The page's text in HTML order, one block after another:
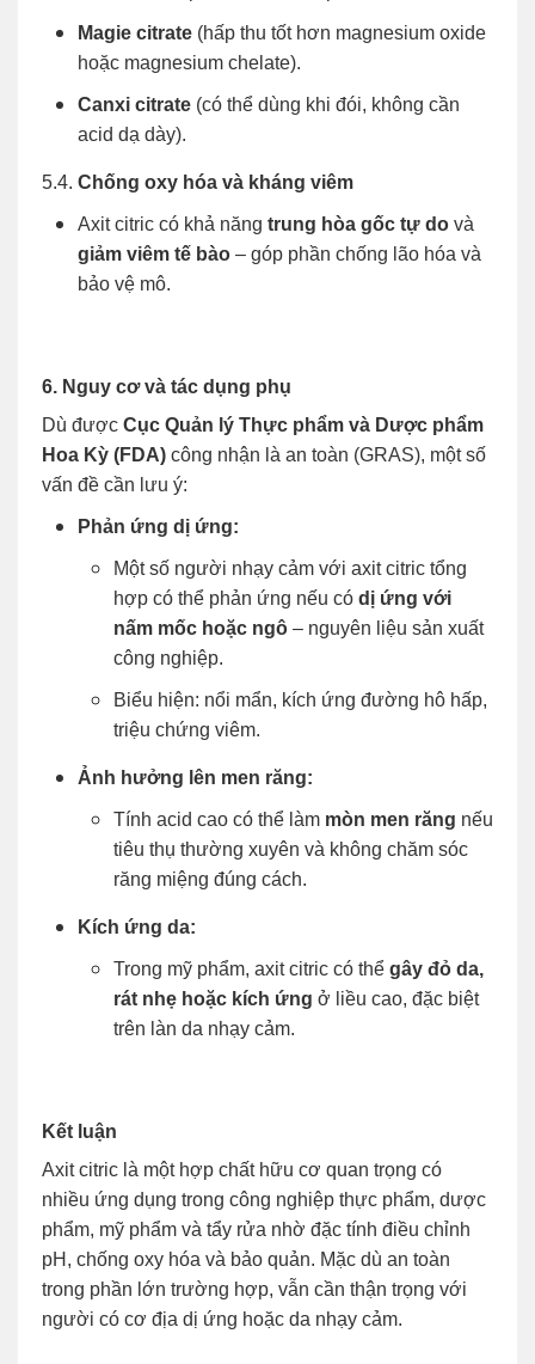
Magie citrate (hấp thu tốt hơn magnesium oxide
hoặc magnesium chelate).
Canxi citrate (có thể dùng khi đói, không cần
acid dạ dày).
5.4. Chống oxy hóa và kháng viêm
Axit citric có khả năng trung hòa gốc tự do và
giảm viêm tế bào – góp phần chống lão hóa và
bảo vệ mô.
6. Nguy cơ và tác dụng phụ
Dù được Cục Quản lý Thực phẩm và Dược phẩm
Hoa Kỳ (FDA) công nhận là an toàn (GRAS), một số
vấn đề cần lưu ý:
Phản ứng dị ứng:
Một số người nhạy cảm với axit citric tổng
hợp có thể phản ứng nếu có dị ứng với
nấm mốc hoặc ngô – nguyên liệu sản xuất
công nghiệp.
Biểu hiện: nổi mẩn, kích ứng đường hô hấp,
triệu chứng viêm.
Ảnh hưởng lên men răng:
Tính acid cao có thể làm mòn men răng nếu
tiêu thụ thường xuyên và không chăm sóc
răng miệng đúng cách.
Kích ứng da:
Trong mỹ phẩm, axit citric có thể gây đỏ da,
rát nhẹ hoặc kích ứng ở liều cao, đặc biệt
trên làn da nhạy cảm.
Kết luận
Axit citric là một hợp chất hữu cơ quan trọng có
nhiều ứng dụng trong công nghiệp thực phẩm, dược
phẩm, mỹ phẩm và tẩy rửa nhờ đặc tính điều chỉnh
pH, chống oxy hóa và bảo quản. Mặc dù an toàn
trong phần lớn trường hợp, vẫn cần thận trọng với
người có cơ địa dị ứng hoặc da nhạy cảm.